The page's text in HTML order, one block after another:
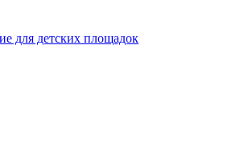
для детских площадок